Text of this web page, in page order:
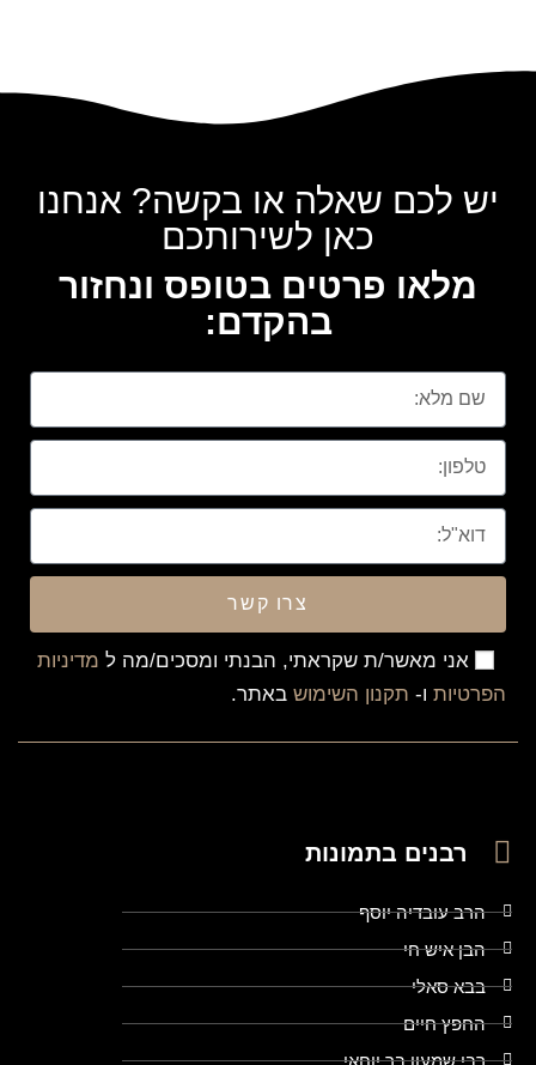
יש לכם שאלה או בקשה? אנחנו
כאן לשירותכם
מלאו פרטים בטופס ונחזור
בהקדם:
אני מאשר/ת שקראתי, הבנתי ומסכים/מה ל מדיניות
הפרטיות ו- תקנון השימוש באתר.
צרו קשר
רבנים בתמונות
הרב עובדיה יוסף
הבן איש חי
בבא סאלי
החפץ חיים
רבי שמעון בר יוחאי